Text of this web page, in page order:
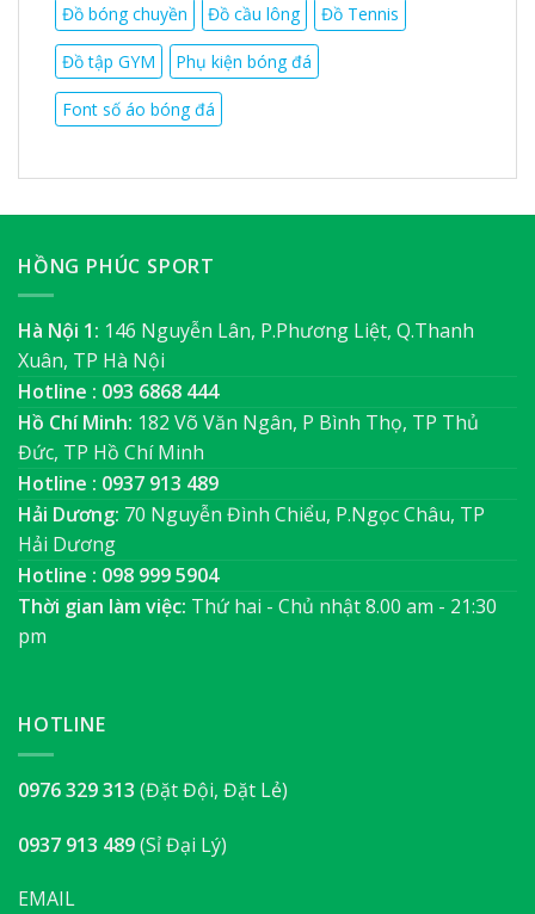
Đồ bóng chuyền Đồ cầu lông Đồ Tennis
Đồ tập GYM Phụ kiện bóng đá
Font số áo bóng đá
HỒNG PHÚC SPORT
Hà Nội 1: 146 Nguyễn Lân, P.Phương Liệt, Q.Thanh
Xuân, TP Hà Nội
Hotline : 093 6868 444
Hồ Chí Minh: 182 Võ Văn Ngân, P Bình Thọ, TP Thủ
Đức, TP Hồ Chí Minh
Hotline : 0937 913 489
Hải Dương: 70 Nguyễn Đình Chiểu, P.Ngọc Châu, TP
Hải Dương
Hotline : 098 999 5904
Thời gian làm việc: Thứ hai - Chủ nhật 8.00 am - 21:30
pm
HOTLINE
0976 329 313 (Đặt Đội, Đặt Lẻ)
0937 913 489(Sỉ Đại Lý)
EMAIL